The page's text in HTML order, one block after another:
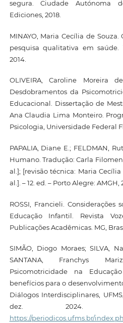
segura. Ciudade Autónoma
Ediciones, 2018.
MINAYO, Maria Cecília de
pesquisa qualitativa em saúde.
2014.
OLIVEIRA, Caroline Moreira
Desdobramentos da
Educacional. Dissertação de
Ana Claudia Lima Monteiro.
Psicologia, Universidade Federal
PAPALIA, Diane E.; FELDMAN,
Humano. Tradução: Carla
al.]; [revisão técnica: Maria
al.]. – 12. ed. – Porto Alegre: AMGH,
ROSSI, Francieli.
Educação Infantil. Revista
Publicações Acadêmicas. MG,
SIMÃO, Diogo Moraes; SILVA,
SANTANA, Franchys
Psicomotricidade na
benefícios para o
Diálogos Interdisciplinares,
dez. 2024.
https://periodicos.ufms.br/